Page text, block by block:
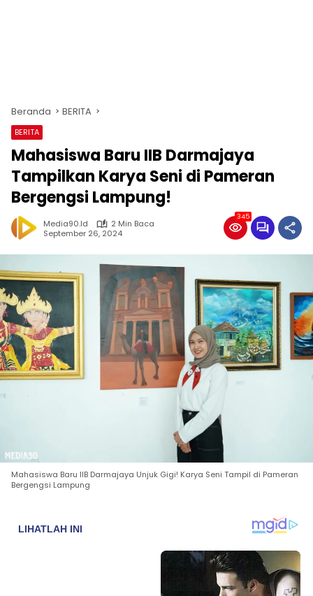
Beranda BERITA
BERITA
Mahasiswa Baru IIB Darmajaya
Tampilkan Karya Seni di Pameran
Bergengsi Lampung!
Media90.id
2 Min Baca
September 26, 2024
345
Mahasiswa Baru IIB Darmajaya Unjuk Gigi! Karya Seni Tampil di Pameran
Bergengsi Lampung